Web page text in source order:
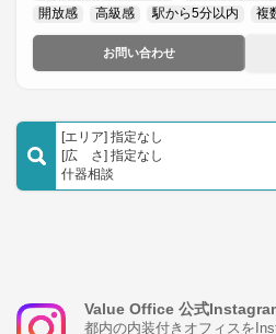
開放感
高級感 駅から5分以内 複
お問い合わせ
[エリア] 指定なし
[広 さ] 指定なし
什器相談
Value Office 公式
都内の内装付きオフィスを